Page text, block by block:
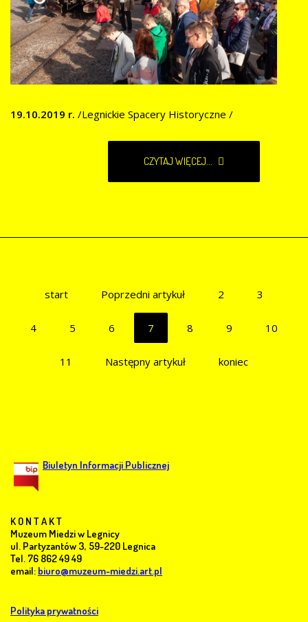
19.10.2019 r. /Legnickie Spacery Historyczne /
CZYTAJ WIĘCEJ...
start Poprzedni artykuł 2 3
4 5 6 7 8 9 10
11 Następny artykuł koniec
Biuletyn Informacji Publicznej
K O N T A K T
Muzeum Miedzi w Legnicy
ul. Partyzantów 3, 59-220 Legnica
Tel. 76 862 49 49
email: biuro@muzeum-miedzi.art.pl
Polityka prywatności